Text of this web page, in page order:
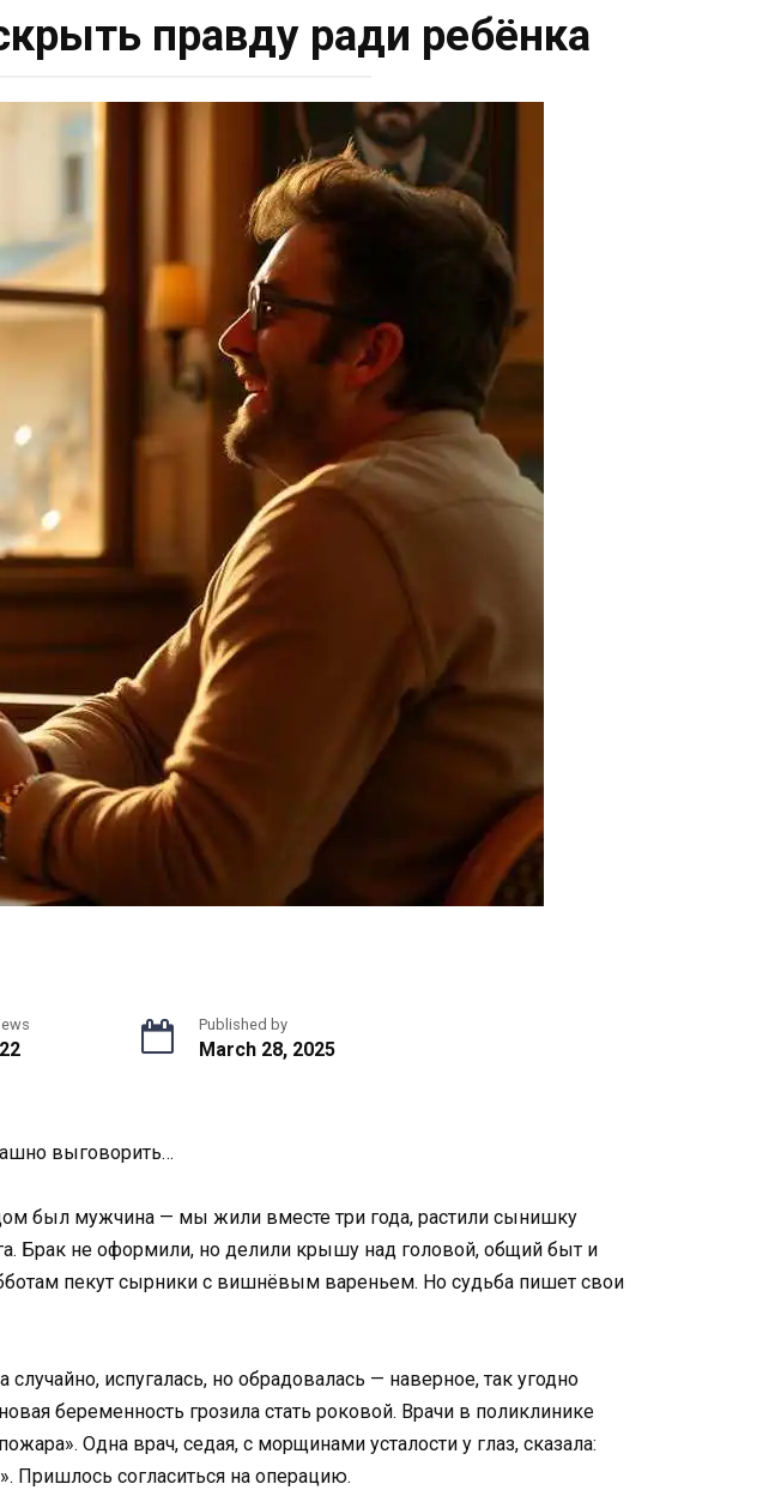
правду ради ребёнка
Published by
March 28, 2025
выговорить…
был мужчина — мы жили вместе три года, растили сынишку
Брак не оформили, но делили крышу над головой, общий быт и
пекут сырники с вишнёвым вареньем. Но судьба пишет свои
испугалась, но обрадовалась — наверное, так угодно
беременность грозила стать роковой. Врачи в поликлинике
Одна врач, седая, с морщинами усталости у глаз, сказала:
Пришлось согласиться на операцию.